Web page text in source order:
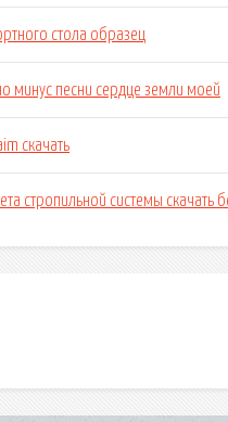
стола образец
минус песни сердце земли моей
скачать
стропильной системы скачать